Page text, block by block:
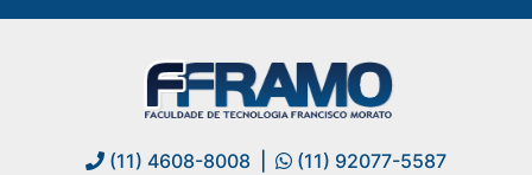
(11) 4608-8008 (11) 92077-5587